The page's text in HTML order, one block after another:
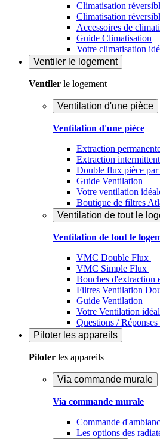
Climatisation
Climatisation
Accessoires de
Guide Climatisation
Votre climatisation
Ventiler le logement
Ventiler le logement
Ventilation d'une pièce
Ventilation d'une pièce
Extraction
Extraction
Double flux pièce par
Guide Ventilation
Votre ventilation
Boutique de filtres
Ventilation de tout le
Ventilation de tout le
VMC Double Flux
VMC Simple Flux
Bouches d'extraction
Filtres Ventilation
Guide Ventilation
Votre Ventilation
Questions /
Piloter les appareils
Piloter les appareils
Via commande murale
Via commande murale
Commande
Les options des